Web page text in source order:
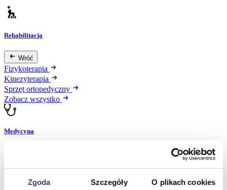
Zgoda Szczegóły O plikach cookies
Rehabilitacja
Wróć
Fizykoterapia
Kinezyterapia
Sprzęt ortopedyczny
Zobacz wszystko
Medycyna
Kardiologia